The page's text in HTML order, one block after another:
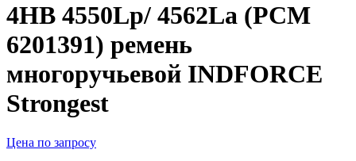
4HB 4550Lp/ 4562La (PCM
6201391) ремень
многоручьевой INDFORCE
Strongest
Цена по запросу